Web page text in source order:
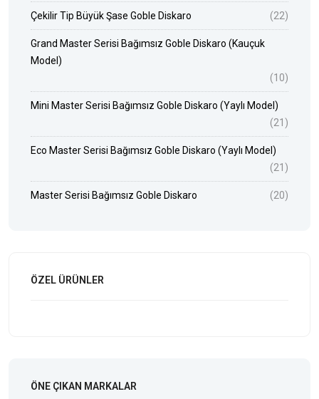
Çekilir Tip Büyük Şase Goble Diskaro (22)
Grand Master Serisi Bağımsız Goble Diskaro (Kauçuk
Model)
(10)
Mini Master Serisi Bağımsız Goble Diskaro (Yaylı Model)
(21)
Eco Master Serisi Bağımsız Goble Diskaro (Yaylı Model)
(21)
Master Serisi Bağımsız Goble Diskaro (20)
ÖZEL ÜRÜNLER
ÖNE ÇIKAN MARKALAR